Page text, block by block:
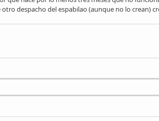
despacho del espabilao (aunque no lo crean)